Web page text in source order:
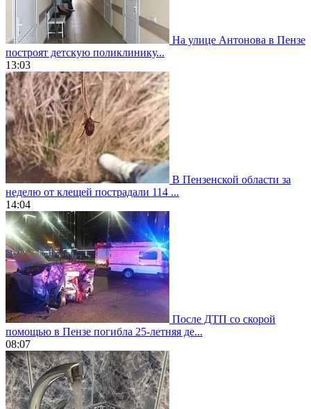
На улице Антонова в Пензе
построят детскую поликлинику...
13:03
В Пензенской области за
неделю от клещей пострадали 114 ...
14:04
После ДТП со скорой
помощью в Пензе погибла 25-летняя де...
08:07